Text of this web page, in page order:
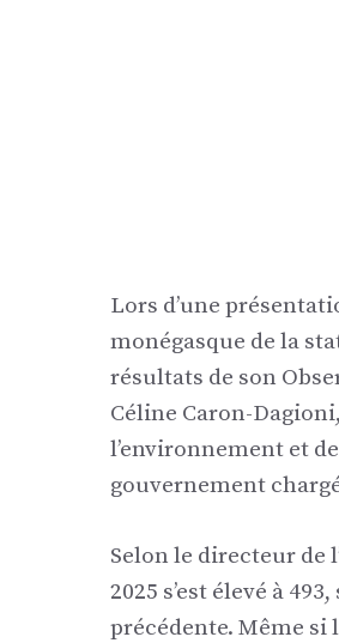
Lors d’une
monégasque de la
résultats de son
Céline Caron-
l’environnement et
gouvernement
Selon le directeur de
2025 s’est élevé à
précédente. Même si